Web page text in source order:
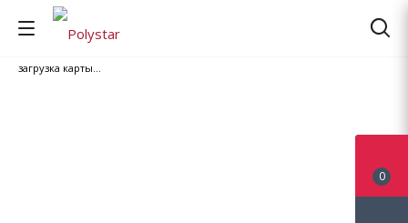
загрузка карты...
0